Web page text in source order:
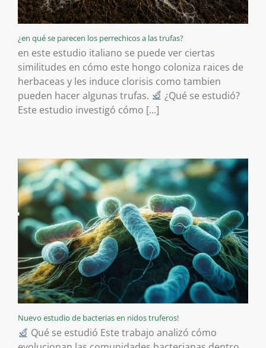
¿en qué se parecen los perrechicos a las trufas?
en este estudio italiano se puede ver ciertas
similitudes en cómo este hongo coloniza raices de
herbaceas y les induce clorisis como tambien
pueden hacer algunas trufas.
¿Qué se estudió?
Este estudio investigó cómo [...]
Nuevo estudio de bacterias en nidos truferos!
Qué se estudió Este trabajo analizó cómo